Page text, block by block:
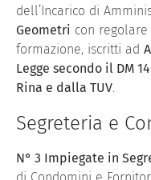
dell’Incarico di
Geometri con
formazione, iscritti ad
Legge secondo il DM
Rina e dalla TUV.
Segreteria e
N° 3 Impiegate in
di Condomini e